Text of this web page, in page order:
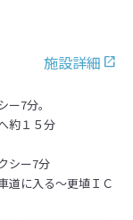
施設詳細
7分。
約１５分
シー7分
道に入る～更埴ＩＣ